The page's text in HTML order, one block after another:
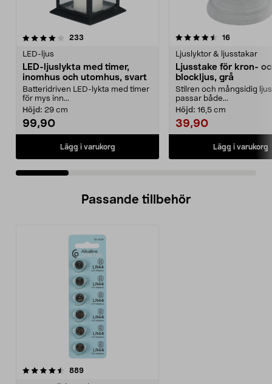
233
LED-ljus
LED-ljuslykta med timer,
inomhus och utomhus, svart
Batteridriven LED-lykta med timer
för mys inn...
Höjd: 29 cm
99,90
Lägg i varukorg
4.5 av 5 stjärnor 16recensioner
Ljuslyktor & ljusstakar
Ljusstake för kron-
blockljus, grå
Stilren och mångsidig
passar både...
Höjd: 16,5 cm
39,90
Lägg i varukorg
0.0 av 5 stjärnor
Passande tillbehör
889recensioner